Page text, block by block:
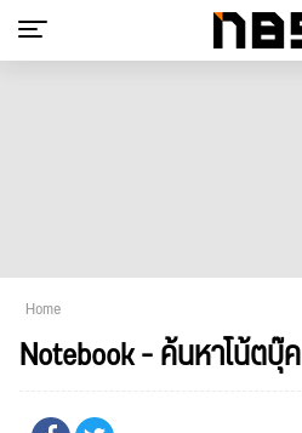
Home
Notebook - ค้นหาโน้ตบุ๊ค